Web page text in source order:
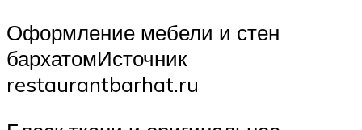
Оформление мебели и стен
бархатомИсточник
restaurantbarhat.ru